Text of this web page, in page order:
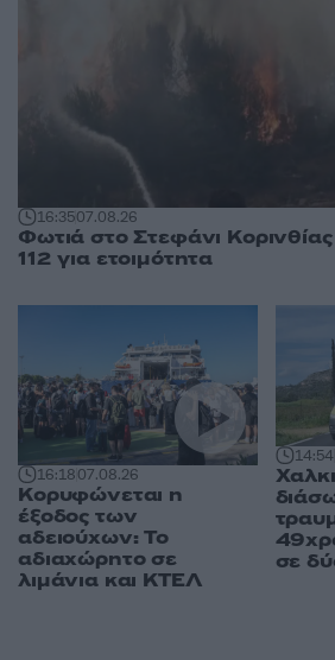
16:3507.08.26
Φωτιά στο Στεφάνι
112 για ετοιμότητα
16:1807.08.26
Κορυφώνεται η
έξοδος των
αδειούχων: Το
αδιαχώρητο σε
λιμάνια και ΚΤΕΛ
14:54
σε